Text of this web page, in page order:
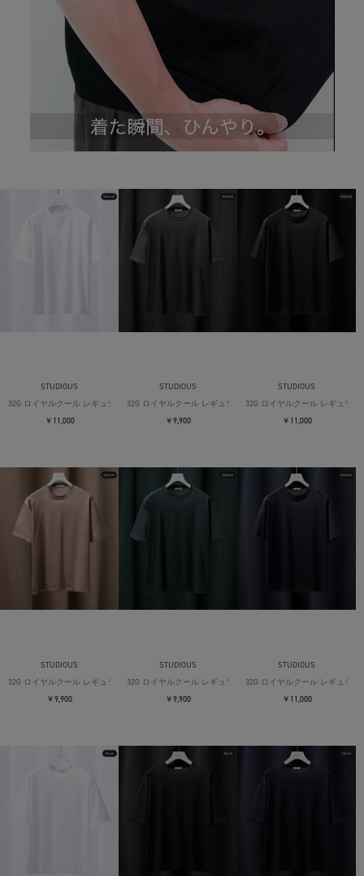
STUDIOUS
32G ロイヤルクール レギュラーTシャツ
￥11,000
STUDIOUS
32G ロイヤルクール レギュラーTシャツ
￥9,900
STUDIOUS
32G ロイヤルクール レギュラー
￥11,000
STUDIOUS
32G ロイヤルクール レギュラーTシャツ
￥9,900
STUDIOUS
32G ロイヤルクール レギュラーTシャツ
￥9,900
STUDIOUS
32G ロイヤルクール レギュラー
￥11,000